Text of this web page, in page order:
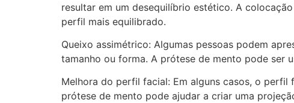
resultar em um desequilíbrio estético. A
perfil mais equilibrado.
Queixo assimétrico: Algumas pessoas podem
tamanho ou forma. A prótese de mento pode ser
Melhora do perfil facial: Em alguns casos, o
prótese de mento pode ajudar a criar uma